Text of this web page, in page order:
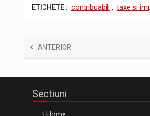
ETICHETE : contribuabili , taxe si
ANTERIOR
Sectiuni